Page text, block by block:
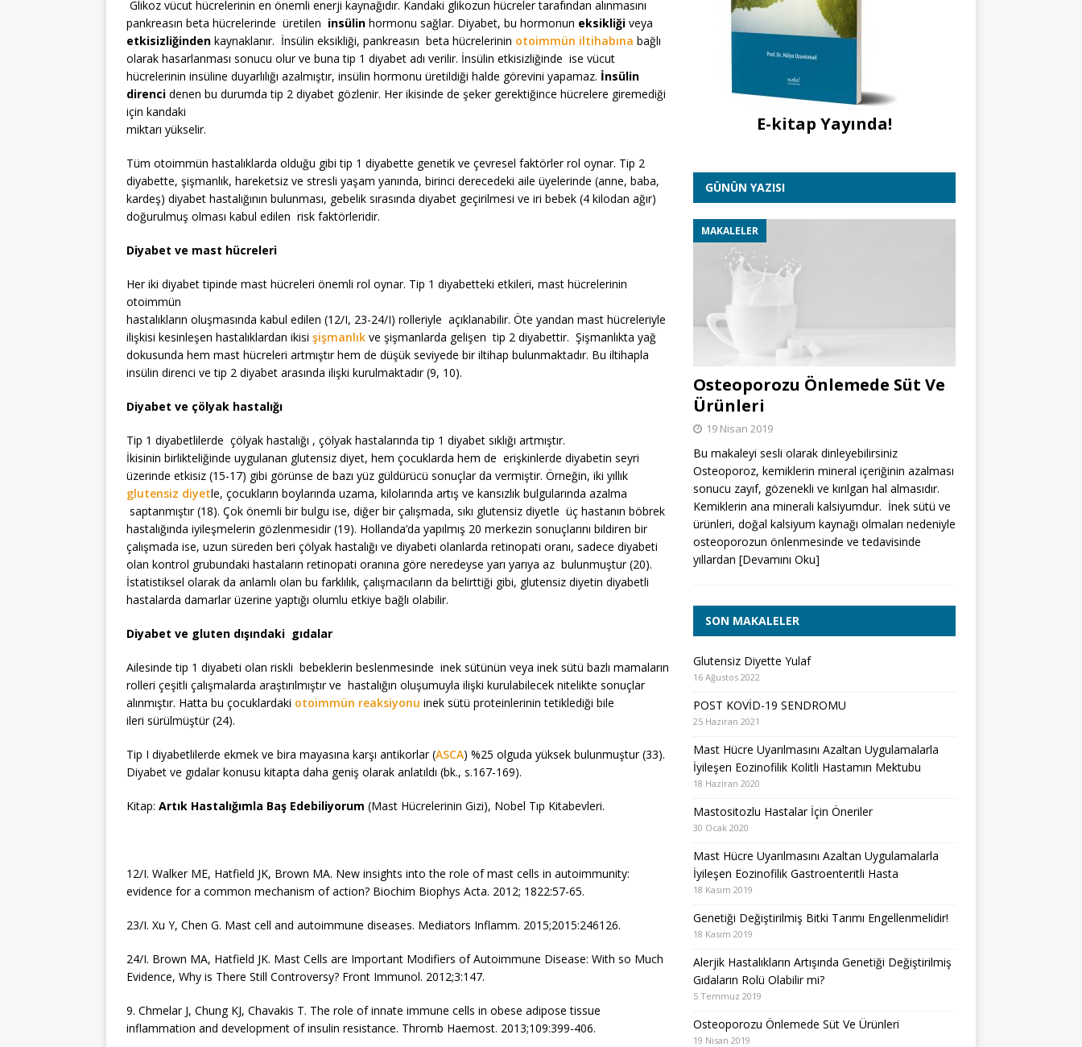
Glikoz vücut hücrelerinin en önemli enerji kaynağıdır. Kandaki glikozun hücreler tarafından alınmasını
pankreasın beta hücrelerinde üretilen insülin hormonu sağlar. Diyabet, bu hormonun eksikliği veya
etkisizliğinden kaynaklanır. İnsülin eksikliği, pankreasın beta hücrelerinin otoimmün iltihabına bağlı
olarak hasarlanması sonucu olur ve buna tip 1 diyabet adı verilir. İnsülin etkisizliğinde ise vücut
hücrelerinin insüline duyarlılığı azalmıştır, insülin hormonu üretildiği halde görevini yapamaz. İnsülin
direnci denen bu durumda tip 2 diyabet gözlenir. Her ikisinde de şeker gerektiğince hücrelere giremediği
için kandaki
miktarı yükselir.
Tüm otoimmün hastalıklarda olduğu gibi tip 1 diyabette genetik ve çevresel faktörler rol oynar. Tip 2
diyabette, şişmanlık, hareketsiz ve stresli yaşam yanında, birinci derecedeki aile üyelerinde (anne, baba,
kardeş) diyabet hastalığının bulunması, gebelik sırasında diyabet geçirilmesi ve iri bebek (4 kilodan ağır)
doğurulmuş olması kabul edilen risk faktörleridir.
Diyabet ve mast hücreleri
Her iki diyabet tipinde mast hücreleri önemli rol oynar. Tip 1 diyabetteki etkileri, mast hücrelerinin
otoimmün
hastalıkların oluşmasında kabul edilen (12/I, 23-24/I) rolleriyle açıklanabilir. Öte yandan mast hücreleriyle
ilişkisi kesinleşen hastalıklardan ikisi şişmanlık ve şişmanlarda gelişen tip 2 diyabettir. Şişmanlıkta yağ
dokusunda hem mast hücreleri artmıştır hem de düşük seviyede bir iltihap bulunmaktadır. Bu iltihapla
insülin direnci ve tip 2 diyabet arasında ilişki kurulmaktadır (9, 10).
Diyabet ve çölyak hastalığı
Tip 1 diyabetlilerde çölyak hastalığı , çölyak hastalarında tip 1 diyabet sıklığı artmıştır.
İkisinin birlikteliğinde uygulanan glutensiz diyet, hem çocuklarda hem de erişkinlerde diyabetin seyri
üzerinde etkisiz (15-17) gibi görünse de bazı yüz güldürücü sonuçlar da vermiştir. Örneğin, iki yıllık
glutensiz diyetle, çocukların boylarında uzama, kilolarında artış ve kansızlık bulgularında azalma
saptanmıştır (18). Çok önemli bir bulgu ise, diğer bir çalışmada, sıkı glutensiz diyetle üç hastanın böbrek
hastalığında iyileşmelerin gözlenmesidir (19). Hollanda’da yapılmış 20 merkezin sonuçlarını bildiren bir
çalışmada ise, uzun süreden beri çölyak hastalığı ve diyabeti olanlarda retinopati oranı, sadece diyabeti
olan kontrol grubundaki hastaların retinopati oranına göre neredeyse yarı yarıya az bulunmuştur (20).
İstatistiksel olarak da anlamlı olan bu farklılık, çalışmacıların da belirttiği gibi, glutensiz diyetin diyabetli
hastalarda damarlar üzerine yaptığı olumlu etkiye bağlı olabilir.
Diyabet ve gluten dışındaki gıdalar
Ailesinde tip 1 diyabeti olan riskli bebeklerin beslenmesinde inek sütünün veya inek sütü bazlı mamaların
rolleri çeşitli çalışmalarda araştırılmıştır ve hastalığın oluşumuyla ilişki kurulabilecek nitelikte sonuçlar
alınmıştır. Hatta bu çocuklardaki otoimmün reaksiyonu inek sütü proteinlerinin tetiklediği bile
ileri sürülmüştür (24).
Tip I diyabetlilerde ekmek ve bira mayasına karşı antikorlar (ASCA) %25 olguda yüksek bulunmuştur (33).
Diyabet ve gıdalar konusu kitapta daha geniş olarak anlatıldı (bk., s.167-169).
Kitap: Artık Hastalığımla Baş Edebiliyorum (Mast Hücrelerinin Gizi), Nobel Tıp Kitabevleri.
12/I. Walker ME, Hatfield JK, Brown MA. New insights into the role of mast cells in autoimmunity:
evidence for a common mechanism of action? Biochim Biophys Acta. 2012; 1822:57-65.
23/I. Xu Y, Chen G. Mast cell and autoimmune diseases. Mediators Inflamm. 2015;2015:246126.
24/I. Brown MA, Hatfield JK. Mast Cells are Important Modifiers of Autoimmune Disease: With so Much
Evidence, Why is There Still Controversy? Front Immunol. 2012;3:147.
9. Chmelar J, Chung KJ, Chavakis T. The role of innate immune cells in obese adipose tissue
inflammation and development of insulin resistance. Thromb Haemost. 2013;109:399-406.
E-kitap Yayında!
GÜNÜN YAZISI
MAKALELER
Osteoporozu Önlemede Süt Ve
Ürünleri
19 Nisan 2019
Bu makaleyi sesli olarak dinleyebilirsiniz
Osteoporoz, kemiklerin mineral içeriğinin azalması
sonucu zayıf, gözenekli ve kırılgan hal almasıdır.
Kemiklerin ana minerali kalsiyumdur. İnek sütü ve
ürünleri, doğal kalsiyum kaynağı olmaları nedeniyle
osteoporozun önlenmesinde ve tedavisinde
yıllardan [Devamını Oku]
SON MAKALELER
Glutensiz Diyette Yulaf
16 Ağustos 2022
POST KOVİD-19 SENDROMU
25 Haziran 2021
Mast Hücre Uyarılmasını Azaltan Uygulamalarla
İyileşen Eozinofilik Kolitli Hastamın Mektubu
18 Haziran 2020
Mastositozlu Hastalar İçin Öneriler
30 Ocak 2020
Mast Hücre Uyarılmasını Azaltan Uygulamalarla
İyileşen Eozinofilik Gastroenteritli Hasta
18 Kasım 2019
Genetiği Değiştirilmiş Bitki Tarımı Engellenmelidir!
18 Kasım 2019
Alerjik Hastalıkların Artışında Genetiği Değiştirilmiş
Gıdaların Rolü Olabilir mi?
5 Temmuz 2019
Osteoporozu Önlemede Süt Ve Ürünleri
19 Nisan 2019